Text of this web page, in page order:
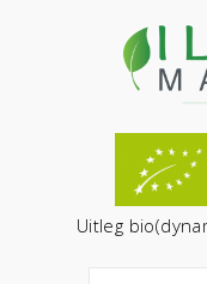
Uitleg